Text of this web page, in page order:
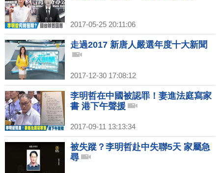
2017-05-25 20:11:06
走過2017 新唐人嚴選年度十大新聞
2017-12-30 17:08:12
李明哲在中國被認罪！妻進法庭寫家
書 港下午聲援
2017-09-11 13:13:34
被失蹤？李明哲赴中失聯5天 家屬急
尋